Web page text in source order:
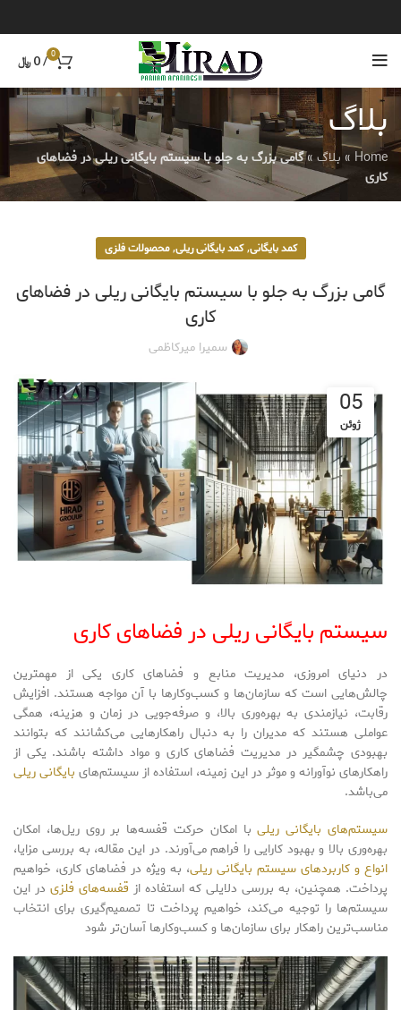
0
/
0 ﷼
بلاگ
Home
» بلاگ »گامی بزرگ به جلو با سیستم بایگانی ریلی در فضاهای
کاری
کمد بایگانی,کمد بایگانی ریلی,محصولات فلزی
گامی بزرگ به جلو با سیستم بایگانی ریلی در فضاهای
کاری
سمیرا میرکاظمی
05
ژوئن
سیستم بایگانی ریلی در فضاهای کاری
در دنیای امروزی، مدیریت منابع و فضاهای کاری یکی از مهمترین
چالش‌هایی است که سازمان‌ها و کسب‌وکارها با آن مواجه هستند. افزایش
رقابت، نیازمندی به بهره‌وری بالا، و صرفه‌جویی در زمان و هزینه، همگی
عواملی هستند که مدیران را به دنبال راهکارهایی می‌کشانند که بتوانند
بهبودی چشمگیر در مدیریت فضاهای کاری و مواد داشته باشند. یکی از
راهکارهای نوآورانه و موثر در این زمینه، استفاده از سیستم‌های بایگانی ریلی
می‌باشد.
سیستم‌های بایگانی ریلیبا امکان حرکت قفسه‌ها بر روی ریل‌ها، امکان
بهره‌وری بالا و بهبود کارایی را فراهم می‌آورند. در این مقاله، به بررسی مزایا،
انواع و کاربردهای سیستم بایگانی ریلی، به ویژه در فضاهای کاری، خواهیم
پرداخت. همچنین، به بررسی دلایلی که استفاده از قفسه‌های فلزی در این
سیستم‌ها را توجیه می‌کند، خواهیم پرداخت تا تصمیم‌گیری برای انتخاب
مناسب‌ترین راهکار برای سازمان‌ها و کسب‌وکارها آسان‌تر شود